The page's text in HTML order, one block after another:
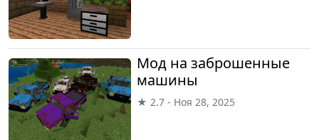
Мод на заброшенные
машины
★ 2.7 - Ноя 28, 2025